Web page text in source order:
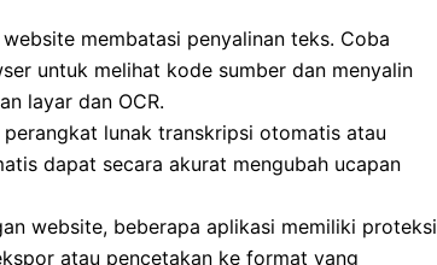
website membatasi penyalinan teks. Coba
untuk melihat kode sumber dan menyalin
layar dan OCR.
perangkat lunak transkripsi otomatis atau
dapat secara akurat mengubah ucapan
website, beberapa aplikasi memiliki proteksi
atau pencetakan ke format yang